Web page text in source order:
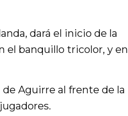
dará el inicio de la
el banquillo tricolor, y en
Aguirre al frente de la